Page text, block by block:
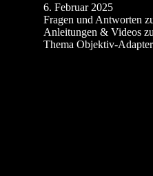
6. Februar 2025
Fragen und Antworten
Anleitungen & Videos
Thema Objektiv-